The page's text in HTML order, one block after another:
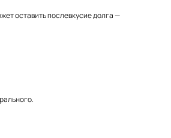
оставить послевкусие долга —